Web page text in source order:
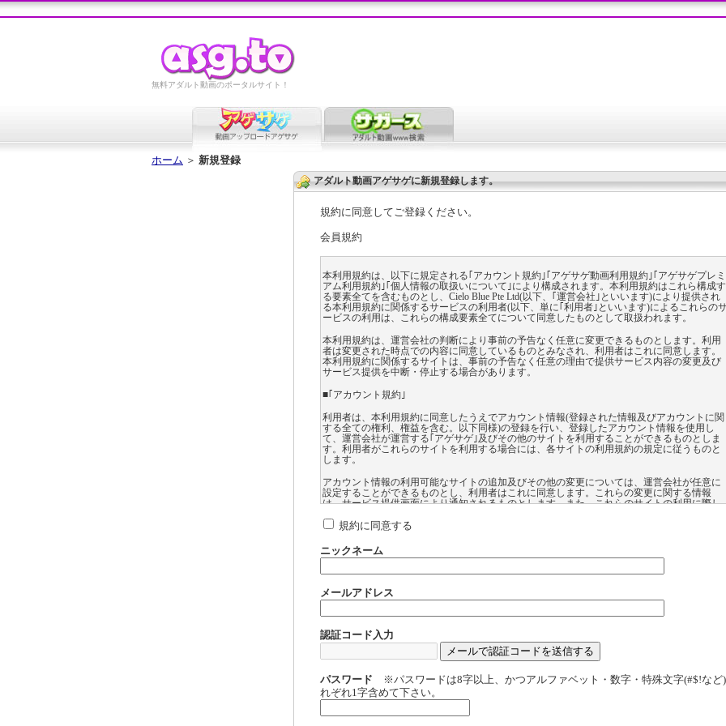
無料アダルト動画のポータルサイト！
ホーム ＞ 新規登録
アダルト動画アゲサゲに新規登録します。
規約に同意してご登録ください。
会員規約
本利用規約は、以下に規定される｢アカウント規約｣｢アゲサゲ動画利用規約｣｢アゲサゲプレミ
アム利用規約｣｢個人情報の取扱いについて｣により構成されます。本利用規約はこれら構成す
る要素全てを含むものとし、Cielo Blue Pte Ltd(以下、｢運営会社｣といいます)により提供され
る本利用規約に関係するサービスの利用者(以下、単に｢利用者｣といいます)によるこれらの
ービスの利用は、これらの構成要素全てについて同意したものとして取扱われます。
本利用規約は、運営会社の判断により事前の予告なく任意に変更できるものとします。利用
者は変更された時点での内容に同意しているものとみなされ、利用者はこれに同意します。
本利用規約に関係するサイトは、事前の予告なく任意の理由で提供サービス内容の変更及び
サービス提供を中断・停止する場合があります。
■｢アカウント規約｣
利用者は、本利用規約に同意したうえでアカウント情報(登録された情報及びアカウントに関
する全ての権利、権益を含む。以下同様)の登録を行い、登録したアカウント情報を使用し
て、運営会社が運営する｢アゲサゲ｣及びその他のサイトを利用することができるものとしま
す。利用者がこれらのサイトを利用する場合には、各サイトの利用規約の規定に従うものと
します。
アカウント情報の利用可能なサイトの追加及びその他の変更については、運営会社が任意に
設定することができるものとし、利用者はこれに同意します。これらの変更に関する情報
は、サービス提供画面により通知されるものとします。また、これらのサイトの利用に際し
録したアカウント情報の必要性、及び登録したアカウント情報を利用することにより提供さ
れるサービス内容については各サイトのサービス提供画面にて説明されるものとします。
利用者は、自身が登録した自己のアカウント情報をいかなる第三者に対しても譲渡及び貸与
利用者によるアカウント情報の登録、登録したアカウント情報に基づく各サイトの利用に際
利用者による｢アカウント規約｣に違反する行為があった場合又はそのおそれがある場合、運
営会社は任意の理由に基づく判断により、利用者に対する事前の告知なく利用者が登録した
ます。
【サイト概要 】
規約に同意する
ニックネーム
メールアドレス
認証コード入力
パスワード ※パスワードは8字以上、かつアルファベット・数字・特殊文字(#$!など
れぞれ1字含めて下さい。